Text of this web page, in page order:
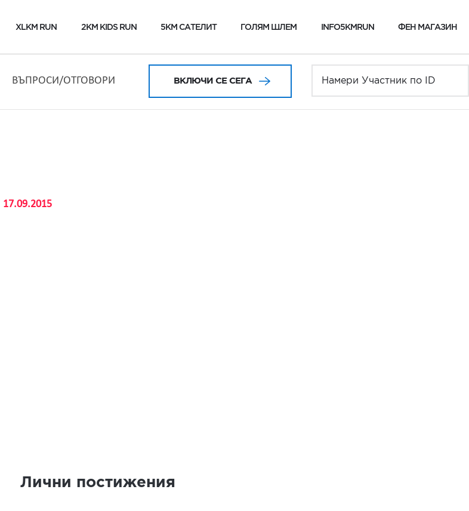
XLKM RUN 2KM KIDS RUN 5KM САТЕЛИТ ГОЛЯМ ШЛЕМ INFO5KMRUN ФЕН МАГАЗИН
ВЪПРОСИ/ОТГОВОРИ ВКЛЮЧИ СЕ СЕГА
17.09.2015
Лични постижения